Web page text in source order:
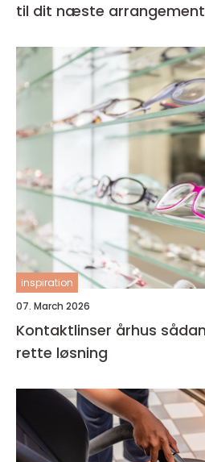
til dit næste arrangement
inspiration
07. March 2026
Kontaktlinser århus sådan finder du den
rette løsning